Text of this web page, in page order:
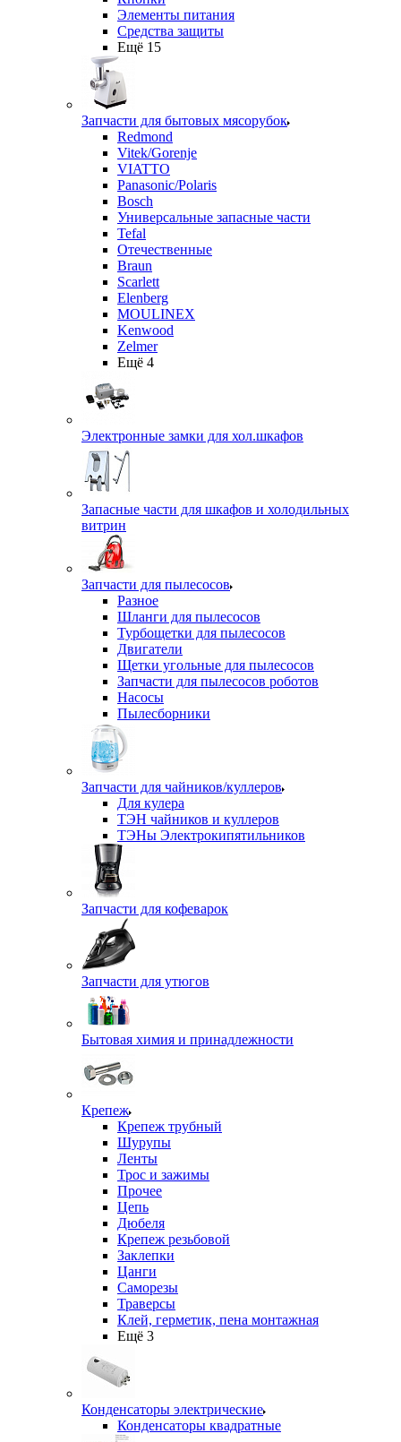
Элементы питания
Средства защиты
Ещё 15
Запчасти для бытовых мясорубок
Redmond
Vitek/Gorenje
VIATTO
Panasonic/Polaris
Bosch
Универсальные запасные части
Tefal
Отечественные
Braun
Scarlett
Elenberg
MOULINEX
Kenwood
Zelmer
Ещё 4
Электронные замки для хол.шкафов
Запасные части для шкафов и холодильных
витрин
Запчасти для пылесосов
Разное
Шланги для пылесосов
Турбощетки для пылесосов
Двигатели
Щетки угольные для пылесосов
Запчасти для пылесосов роботов
Насосы
Пылесборники
Запчасти для чайников/куллеров
Для кулера
ТЭН чайников и куллеров
ТЭНы Электрокипятильников
Запчасти для кофеварок
Запчасти для утюгов
Бытовая химия и принадлежности
Крепеж
Крепеж трубный
Шурупы
Ленты
Трос и зажимы
Прочее
Цепь
Дюбеля
Крепеж резьбовой
Заклепки
Цанги
Саморезы
Траверсы
Клей, герметик, пена монтажная
Ещё 3
Конденсаторы электрические
Конденсаторы квадратные